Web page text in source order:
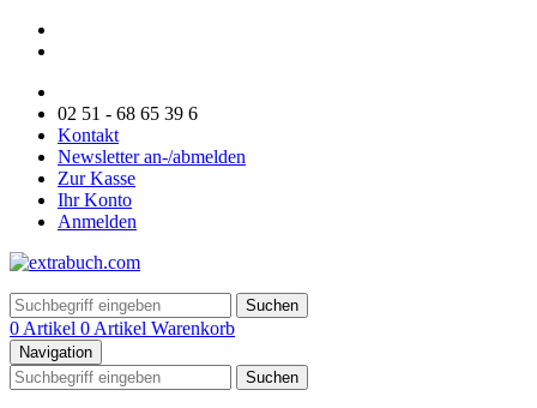
02 51 - 68 65 39 6
Kontakt
Newsletter an-/abmelden
Zur Kasse
Ihr Konto
Anmelden
Suchen
0 Artikel 0 Artikel Warenkorb
Navigation
Suchen